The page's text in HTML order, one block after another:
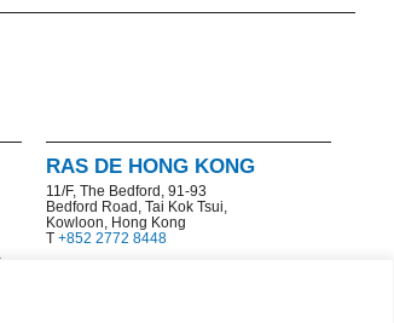
RAS DE HONG KONG
11/F, The Bedford, 91-93
Bedford Road, Tai Kok Tsui,
Kowloon, Hong Kong
T +852 2772 8448